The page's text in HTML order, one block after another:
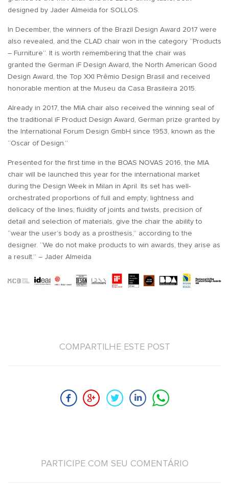
designed by Jader Almeida for SOLLOS.
In December, the winners of the Brazil Design Award 2017 were
also revealed, and the CLAD chair won in the category “Products
– Furniture”. It is worth remembering that the chair was
granted the German iF Design Award, the North American Good
Design Award, the Top XXI Prêmio Design Brasil and received
honorable mention at the Museu da Casa Brasileira 2015.
Already in 2017, the MIA chair also received the winning seal of
the traditional iF Product Design Award, German prize granted by
the International Forum Design GmbH since 1953, known as the
“Oscar of Design.”
Presented for the first time in the BOAS NOVAS 2016, the MIA
chair will be launched this year for the international market
during the Design Week in Milan in April. Its set has well-
orchestrated proportions of full and empty; lightness and
delicacy of the lines; fluidity of joints and twists, precision of
detail and selection of materials, give the chair the ability to
“wear the user’s body as a prosthesis,” according to the
designer. “We do not make products to win awards, they arise as
a result.” – Jader Almeida
COMPARTILHE ESTE POST
PARTICIPE COM SEU COMENTÁRIO